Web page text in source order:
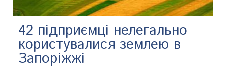
42 підприємці нелегально
користувалися землею в
Запоріжжі